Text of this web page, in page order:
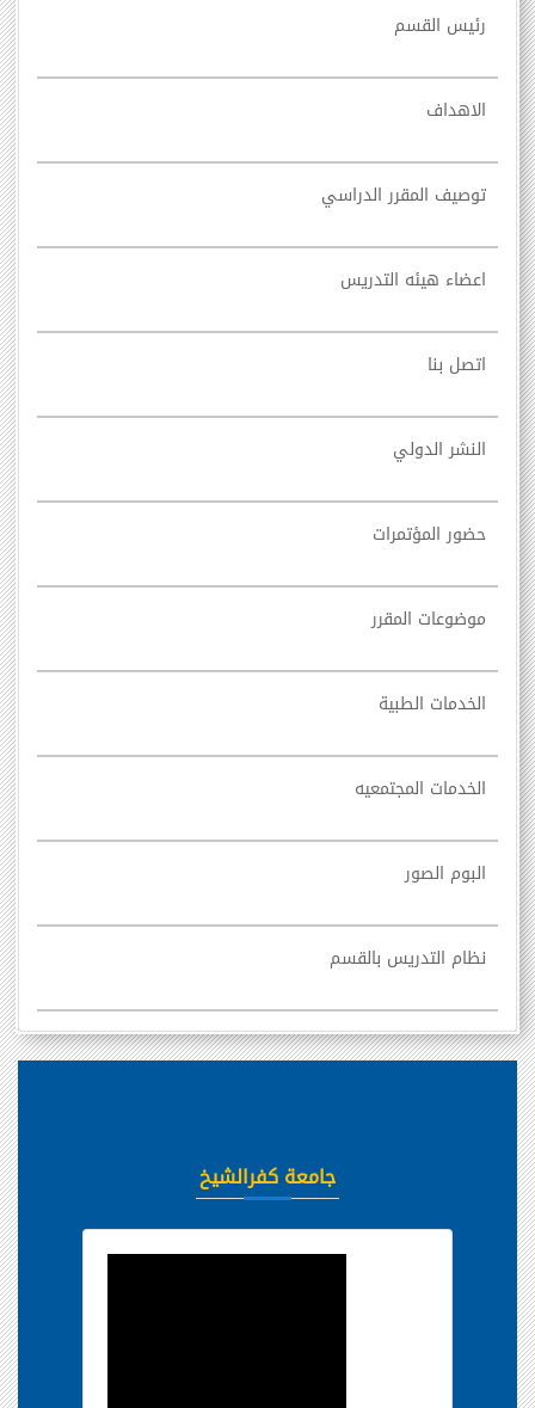
رئيس القسم
الاهداف
توصيف المقرر الدراسي
اعضاء هيئه التدريس
اتصل بنا
النشر الدولي
حضور المؤتمرات
موضوعات المقرر
الخدمات الطبية
الخدمات المجتمعيه
البوم الصور
نظام التدريس بالقسم
جامعة كفرالشيخ